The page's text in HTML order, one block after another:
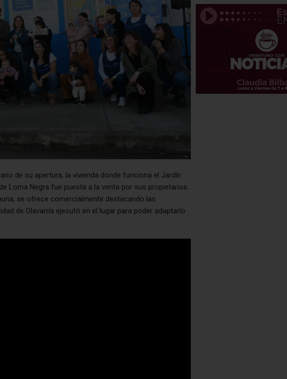
de su apertura, la vivienda donde funciona el Jardín
Loma Negra fue puesta a la venta por sus propietarios.
se ofrece comercialmente destacando las
de Olavarría ejecutó en el lugar para poder adaptarlo